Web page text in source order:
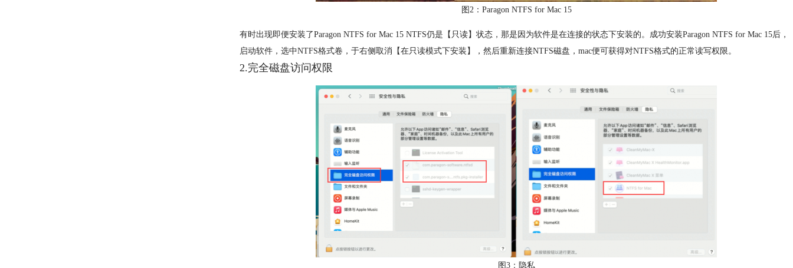
图2：Paragon NTFS for Mac 15
有时出现即便安装了Paragon NTFS for Mac 15 NTFS仍是【只读】状态，那是因为软件是在连接的状态下安装的。成功安装Paragon NTFS for Mac 15后，
启动软件，选中NTFS格式卷，于右侧取消【在只读模式下安装】，然后重新连接NTFS磁盘，mac便可获得对NTFS格式的正常读写权限。
2.完全磁盘访问权限
图3：隐私